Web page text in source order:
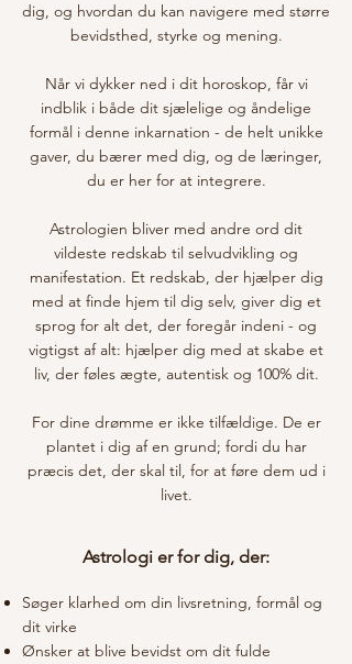
dig, og hvordan du kan navigere med større
bevidsthed, styrke og mening.
Når vi dykker ned i dit horoskop, får vi
indblik i både dit sjælelige og åndelige
formål i denne inkarnation - de helt unikke
gaver, du bærer med dig, og de læringer,
du er her for at integrere.
Astrologien bliver med andre ord dit
vildeste redskab til selvudvikling og
manifestation. Et redskab, der hjælper dig
med at finde hjem til dig selv, giver dig et
sprog for alt det, der foregår indeni - og
vigtigst af alt: hjælper dig med at skabe et
liv, der føles ægte, autentisk og 100% dit.
For dine drømme er ikke tilfældige. De er
plantet i dig af en grund; fordi du har
præcis det, der skal til, for at føre dem ud i
livet.
Astrologi er for dig, der:​​​​​​​​​​​​​​​​​
Søger klarhed om din livsretning, formål og
dit virke
Ønsker at blive bevidst om dit fulde